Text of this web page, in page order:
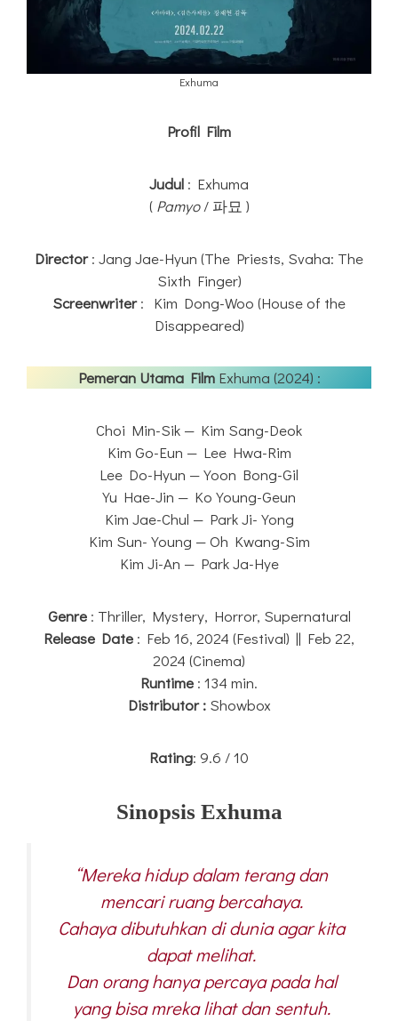
Exhuma
Profil Film
Judul : Exhuma
( Pamyo/ 파묘 )
Director: Jang Jae-Hyun (The Priests, Svaha: The
Sixth Finger)
Screenwriter: Kim Dong-Woo (House of the
Disappeared)
Pemeran Utama Film Exhuma (2024) :
Choi Min-Sik — Kim Sang-Deok
Kim Go-Eun — Lee Hwa-Rim
Lee Do-Hyun — Yoon Bong-Gil
Yu Hae-Jin — Ko Young-Geun
Kim Jae-Chul — Park Ji-Yong
Kim Sun-Young — Oh Kwang-Sim
Kim Ji-An — Park Ja-Hye
Genre : Thriller, Mystery, Horror, Supernatural
Release Date : Feb 16, 2024 (Festival) || Feb 22,
2024 (Cinema)
Runtime : 134 min.
Distributor :Showbox
Rating: 9.6 / 10
Sinopsis Exhuma
“Mereka hidup dalam terang dan
mencari ruang bercahaya.
Cahaya dibutuhkan di dunia agar kita
dapat melihat.
Dan orang hanya percaya pada hal
yang bisa mreka lihat dan sentuh.